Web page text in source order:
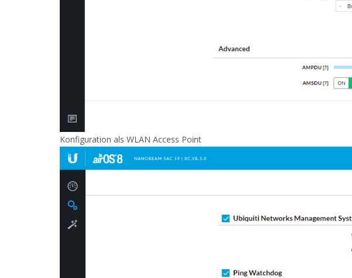
Konfiguration als WLAN Access Point